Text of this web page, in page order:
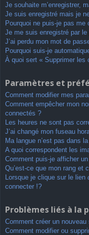
Je souhaite m’enregistrer,
Je suis enregistré mais je
Pourquoi ne puis-je pas me
Je me suis enregistré par
J’ai perdu mon mot de
Pourquoi suis-je
À quoi sert « Supprimer les
Paramètres et
Comment modifier mes
Comment empêcher mon
connectés ?
Les heures ne sont pas
J’ai changé mon fuseau
Ma langue n’est pas dans
A quoi correspondent les
Comment puis-je afficher
Qu’est-ce que mon rang et
Lorsque je clique sur le lien
connecter !?
Problèmes liés à la
Comment créer un
Comment modifier ou